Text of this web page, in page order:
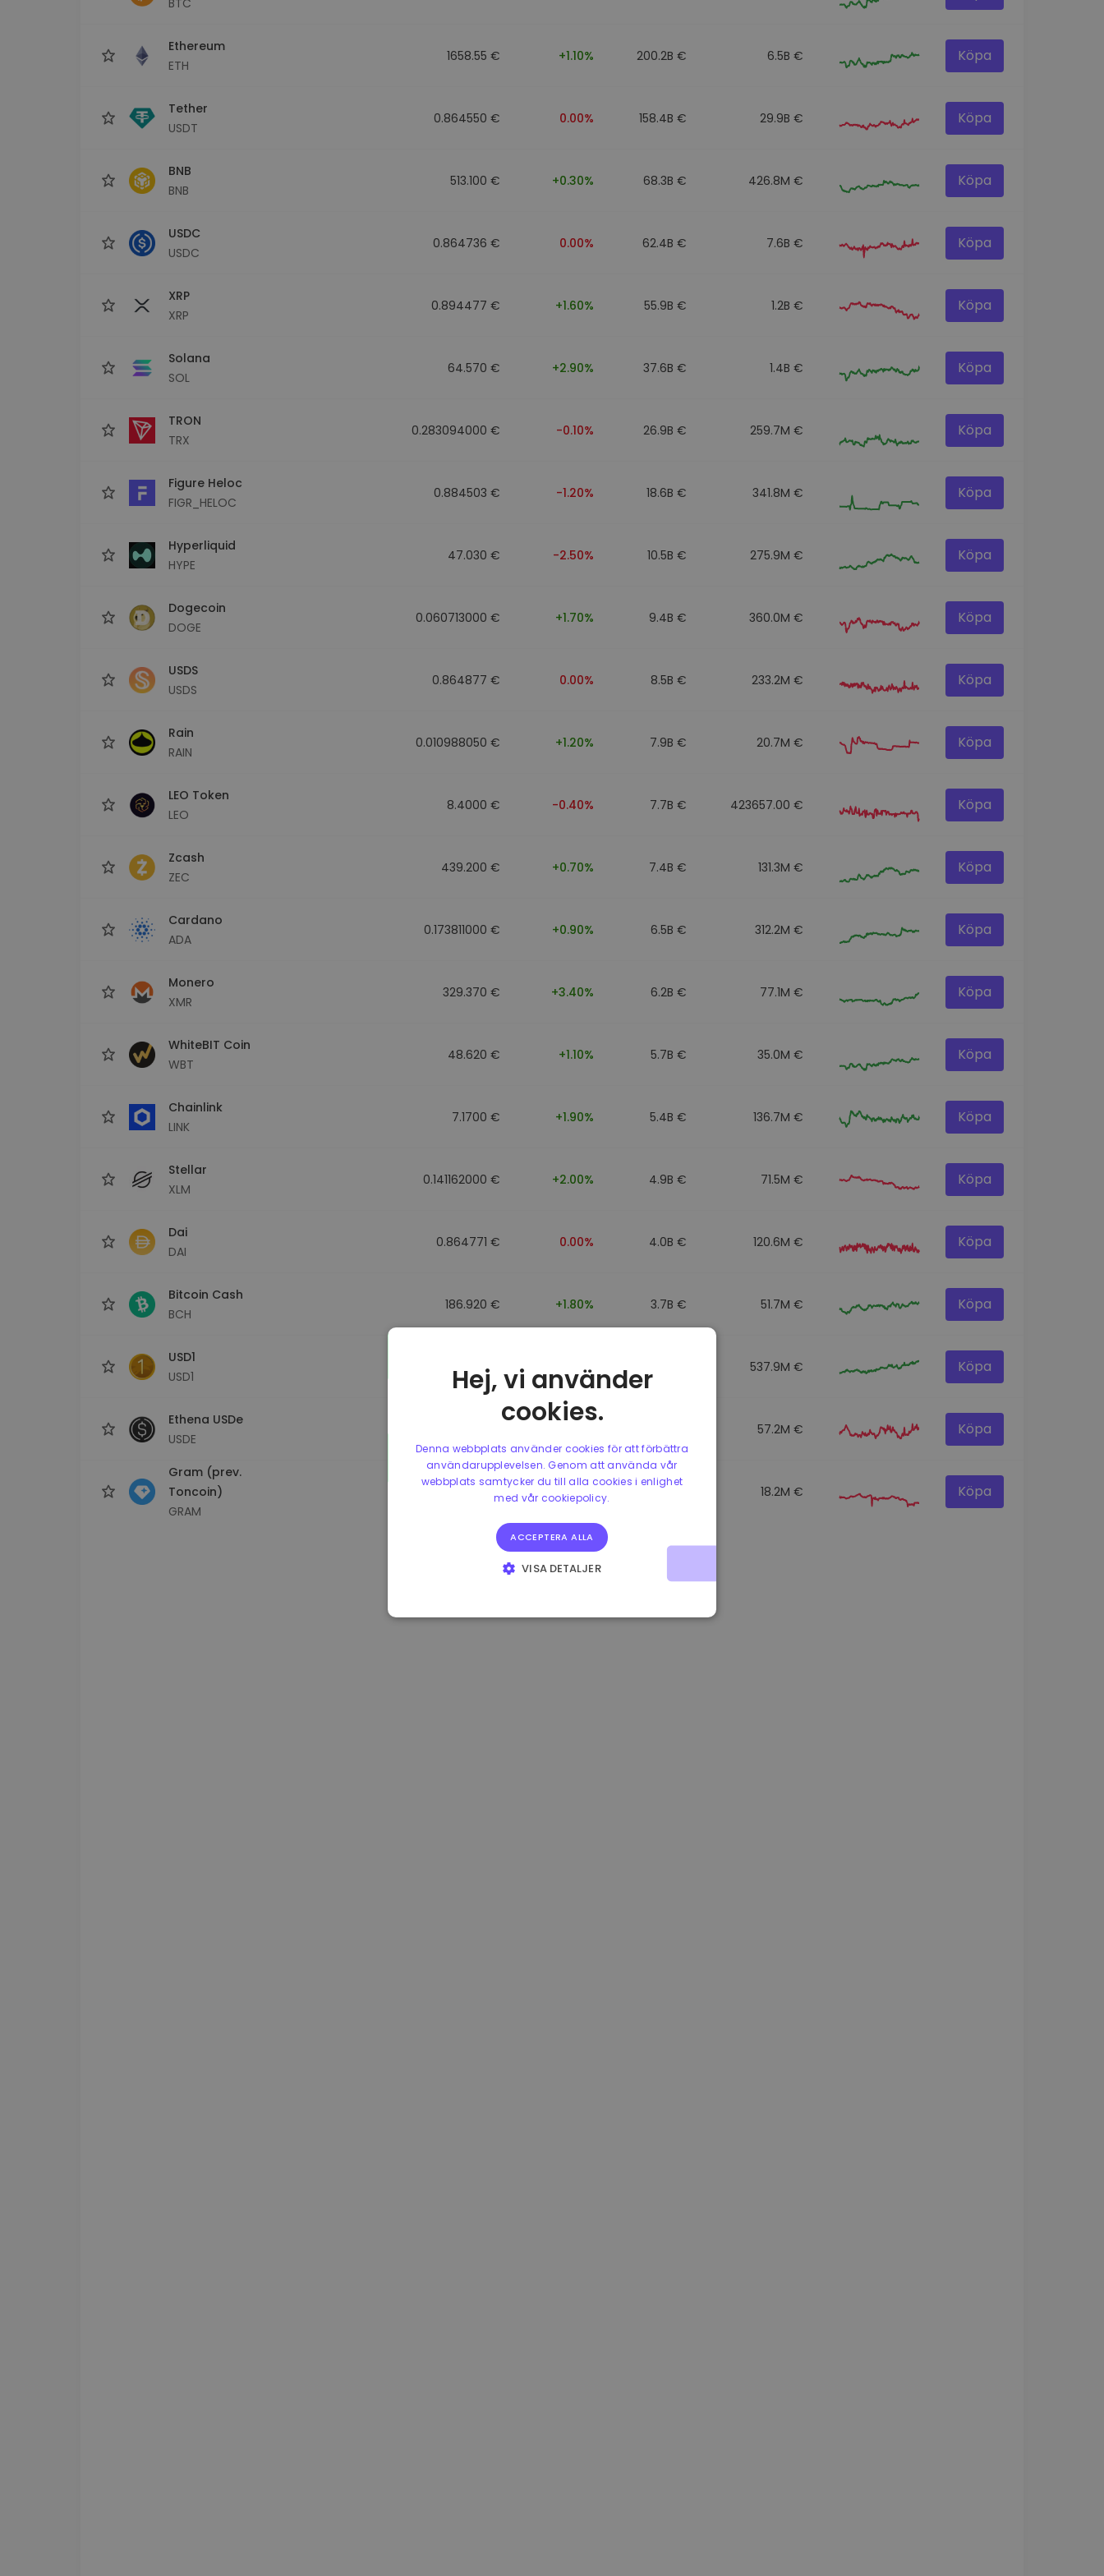
Ethereum
ETH
1658.55 € +1.10% 200.2B € 6.5B € Köpa
Tether
USDT
0.864550 € 0.00% 158.4B € 29.9B € Köpa
BNB
BNB
513.100 € +0.30% 68.3B € 426.8M € Köpa
USDC
USDC
0.864736 € 0.00% 62.4B € 7.6B € Köpa
XRP
XRP
0.894477 € +1.60% 55.9B € 1.2B € Köpa
Solana
SOL
64.570 € +2.90% 37.6B € 1.4B € Köpa
TRON
TRX
0.283094000 € -0.10% 26.9B € 259.7M € Köpa
Figure Heloc
FIGR_HELOC
0.884503 € -1.20% 18.6B € 341.8M € Köpa
Hyperliquid
HYPE
47.030 € -2.50% 10.5B € 275.9M € Köpa
Dogecoin
DOGE
0.060713000 € +1.70% 9.4B € 360.0M € Köpa
USDS
USDS
0.864877 € 0.00% 8.5B € 233.2M € Köpa
Rain
RAIN
0.010988050 € +1.20% 7.9B € 20.7M € Köpa
LEO Token
LEO
8.4000 € -0.40% 7.7B € 423657.00 € Köpa
Zcash
ZEC
439.200 € +0.70% 7.4B € 131.3M € Köpa
Cardano
ADA
0.173811000 € +0.90% 6.5B € 312.2M € Köpa
Monero
XMR
329.370 € +3.40% 6.2B € 77.1M € Köpa
WhiteBIT Coin
WBT
48.620 € +1.10% 5.7B € 35.0M € Köpa
Chainlink
LINK
7.1700 € +1.90% 5.4B € 136.7M € Köpa
Stellar
XLM
0.141162000 € +2.00% 4.9B € 71.5M € Köpa
Dai
DAI
0.864771 € 0.00% 4.0B € 120.6M € Köpa
Bitcoin Cash
BCH
186.920 € +1.80% 3.7B € 51.7M € Köpa
USD1
USD1
0.864917 € 0.00% 537.9M € Köpa
Ethena USDe
USDE
57.2M € Köpa
Gram (prev.
Toncoin)
GRAM
1.170000 € +2.60% 3.2B € 18.2M € Köpa
Hej, vi använder
cookies.
Denna webbplats använder cookies för att förbättra
användarupplevelsen. Genom att använda vår
webbplats samtycker du till alla cookies i enlighet
med vår cookiepolicy.
ACCEPTERA ALLA
VISA DETALJER